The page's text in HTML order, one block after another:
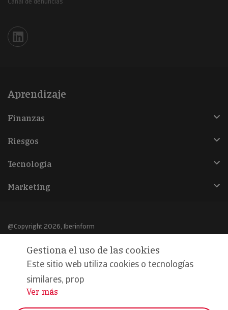
Iberinform en Linkedin
Aprendizaje
Finanzas
Riesgos
Tecnología
Marketing
@Copyright 2026, Iberinform
Aviso legal
Política de cookies
Declaración de privacidad
Gestiona el uso de las cookies
Este sitio web utiliza cookies o tecnologías
similares, prop
...
Ver más